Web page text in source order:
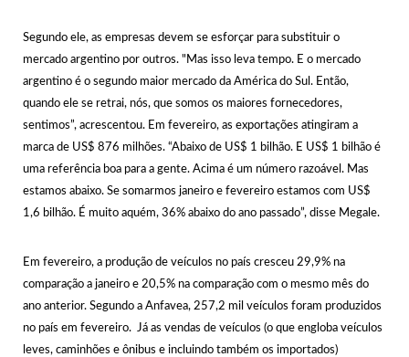
Segundo ele, as empresas devem se esforçar para substituir o
mercado argentino por outros. "Mas isso leva tempo. E o mercado
argentino é o segundo maior mercado da América do Sul. Então,
quando ele se retrai, nós, que somos os maiores fornecedores,
sentimos”, acrescentou. Em fevereiro, as exportações atingiram a
marca de US$ 876 milhões. “Abaixo de US$ 1 bilhão. E US$ 1 bilhão é
uma referência boa para a gente. Acima é um número razoável. Mas
estamos abaixo. Se somarmos janeiro e fevereiro estamos com US$
1,6 bilhão. É muito aquém, 36% abaixo do ano passado”, disse Megale.
Em fevereiro, a produção de veículos no país cresceu 29,9% na
comparação a janeiro e 20,5% na comparação com o mesmo mês do
ano anterior. Segundo a Anfavea, 257,2 mil veículos foram produzidos
no país em fevereiro. Já as vendas de veículos (o que engloba veículos
leves, caminhões e ônibus e incluindo também os importados)